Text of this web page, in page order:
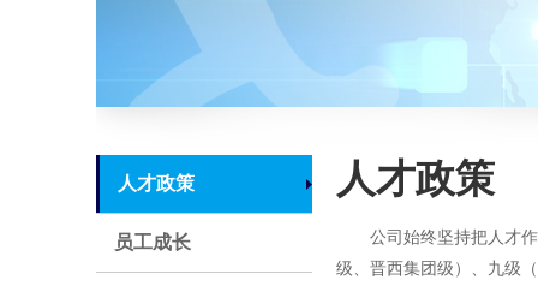
人才政策
员工成长
人才政策
公司始终坚持把人才
级、晋西集团级）、九级